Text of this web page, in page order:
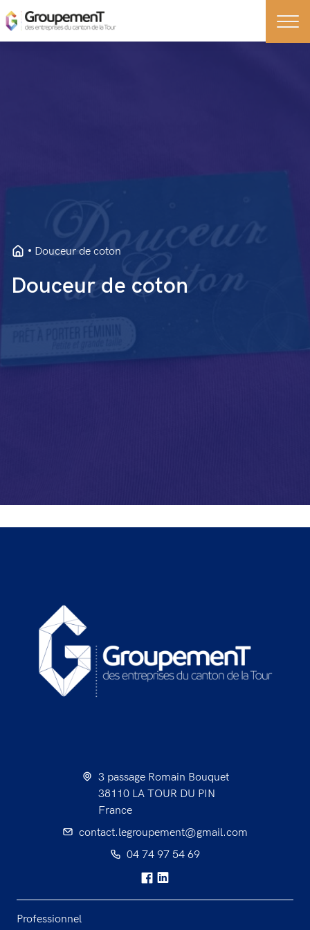
Douceur de coton
Douceur de coton
3 passage Romain Bouquet
38110 LA TOUR DU PIN
France
contact.legroupement@gmail.com
04 74 97 54 69
Professionnel